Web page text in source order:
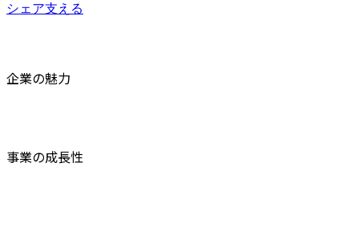
シェア支える
企業の魅力
事業の成長性